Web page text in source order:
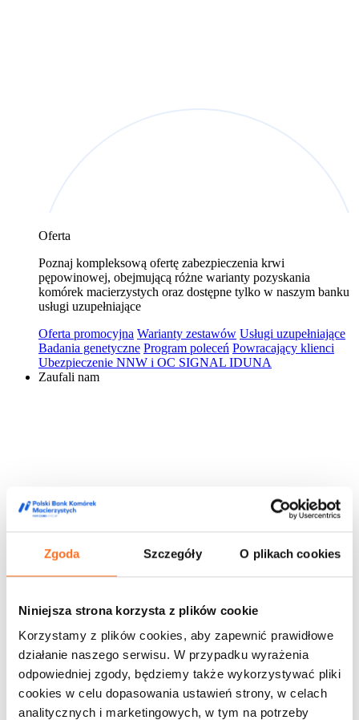
Zgoda Szczegóły O plikach cookies
Niniejsza strona korzysta z plików cookie
Korzystamy z plików cookies, aby zapewnić prawidłowe
działanie naszego serwisu. W przypadku wyrażenia
odpowiedniej zgody, będziemy także wykorzystywać pliki
cookies w celu dopasowania ustawień strony, w celach
analitycznych i marketingowych, w tym na potrzeby
Oferta
Poznaj kompleksową ofertę zabezpieczenia krwi
pępowinowej, obejmującą różne warianty pozyskania
komórek macierzystych oraz dostępne tylko w naszym banku
usługi uzupełniające
Oferta promocyjna Warianty zestawów Usługi uzupełniające
Badania genetyczne Program poleceń Powracający klienci
Ubezpieczenie NNW i OC SIGNAL IDUNA
Zaufali nam